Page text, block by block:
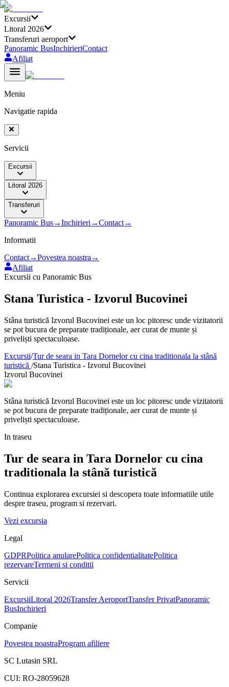
Excursii
Litoral 2026
Transferuri aeroport
Panoramic BusInchirieriContact
Afiliat
Meniu
Navigatie rapida
Servicii
Excursii
Litoral 2026
Transferuri
Panoramic Bus→Inchirieri →Contact→
Informatii
Contact→Povestea noastra →
Afiliat
Excursii cu Panoramic Bus
Stana Turistica - Izvorul Bucovinei
Stâna turistică Izvorul Bucovinei este un loc pitoresc unde vizitatorii
se pot bucura de preparate tradiționale, aer curat de munte și
priveliști spectaculoase.
Excursii/Tur de seara in Tara Dornelor cu cina traditionala la stână
turistică /Stana Turistica - Izvorul Bucovinei
Izvorul Bucovinei
Stâna turistică Izvorul Bucovinei este un loc pitoresc unde vizitatorii
se pot bucura de preparate tradiționale, aer curat de munte și
priveliști spectaculoase.
In traseu
Tur de seara in Tara Dornelor cu cina
traditionala la stână turistică
Continua explorarea excursiei si descopera toate informatiile utile
despre traseu, program si rezervari.
Vezi excursia
Legal
GDPRPolitica anularePolitica confidentialitatePolitica
rezervareTermeni si conditii
Servicii
ExcursiiLitoral 2026Transfer AeroportTransfer PrivatPanoramic
BusInchirieri
Companie
Povestea noastraProgram afiliere
SC Lutasin SRL
CUI: RO-28059628